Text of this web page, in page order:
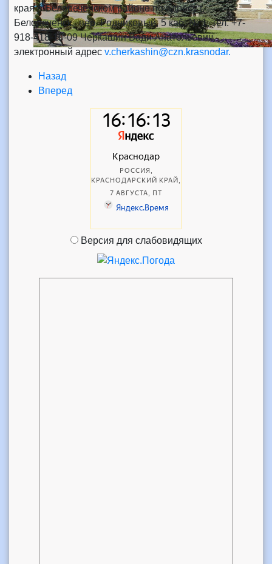
края в Белореченском районе по адресу г.
Белореченск, пер. Родниковый, 5 каб. № 1, тел. +7-
918-418-10-09 Черкашин Вади Анатольевич,
электронный адрес v.cherkashin@czn.krasnodar.
Назад
Вперед
Версия для слабовидящих